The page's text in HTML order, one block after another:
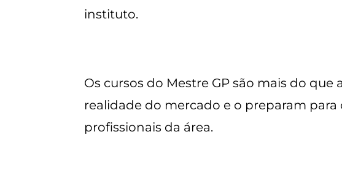
instituto.
Os cursos do Mestre GP são mais do
realidade do mercado e o preparam
profissionais da área.